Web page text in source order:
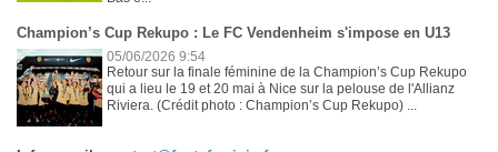
Champion’s Cup Rekupo : Le FC Vendenheim s'impose en U13
05/06/2026 9:54
Retour sur la finale féminine de la Champion’s Cup Rekupo
qui a lieu le 19 et 20 mai à Nice sur la pelouse de l'Allianz
Riviera. (Crédit photo : Champion’s Cup Rekupo) ...